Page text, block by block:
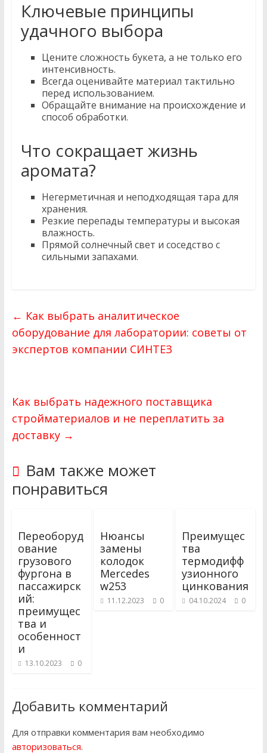
Ключевые принципы
удачного выбора
Цените сложность букета, а не только его
интенсивность.
Всегда оценивайте материал тактильно
перед использованием.
Обращайте внимание на происхождение и
способ обработки.
Что сокращает жизнь
аромата?
Негерметичная и неподходящая тара для
хранения.
Резкие перепады температуры и высокая
влажность.
Прямой солнечный свет и соседство с
сильными запахами.
← Как выбрать аналитическое
оборудование для лаборатории: советы от
экспертов компании СИНТЕЗ
Как выбрать надежного поставщика
стройматериалов и не переплатить за
доставку →
Вам также может
понравиться
Переоборуд
ование
грузового
фургона в
пассажирск
ий:
преимущес
тва и
особенност
и
13.10.2023 0
Нюансы
замены
колодок
Mercedes
w253
11.12.2023 0
Преимущес
тва
термодифф
узионного
цинкования
04.10.2024 0
Добавить комментарий
Для отправки комментария вам необходимо
авторизоваться.